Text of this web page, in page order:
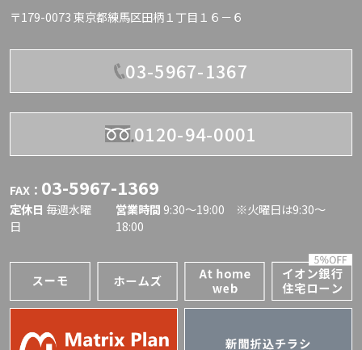
〒179-0073 東京都練馬区田柄１丁目１６－６
03-5967-1367
0120-94-0001
FAX： 03-5967-1369
定休日 毎週水曜
日
営業時間 9:30〜19:00 ※火曜日は9:30～
18:00